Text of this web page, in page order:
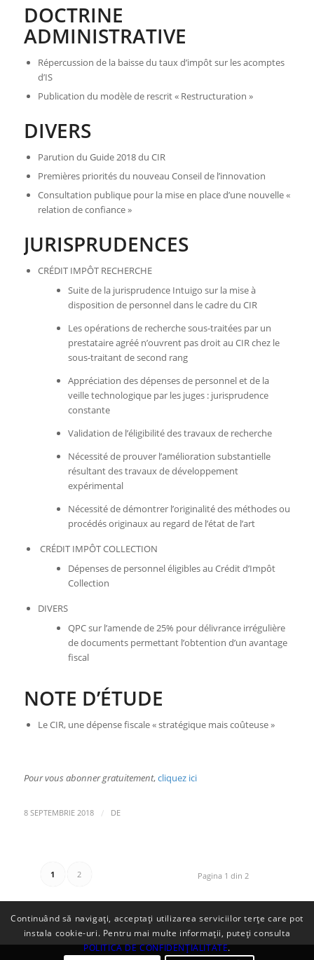
DOCTRINE
ADMINISTRATIVE
Répercussion de la baisse du taux d’impôt sur les acomptes
d’IS
Publication du modèle de rescrit « Restructuration »
DIVERS
Parution du Guide 2018 du CIR
Premières priorités du nouveau Conseil de l’innovation
Consultation publique pour la mise en place d’une nouvelle «
relation de confiance »
JURISPRUDENCES
CRÉDIT IMPÔT RECHERCHE
Suite de la jurisprudence Intuigo sur la mise à
disposition de personnel dans le cadre du CIR
Les opérations de recherche sous-traitées par un
prestataire agréé n’ouvrent pas droit au CIR chez le
sous-traitant de second rang
Appréciation des dépenses de personnel et de la
veille technologique par les juges : jurisprudence
constante
Validation de l’éligibilité des travaux de recherche
Nécessité de prouver l’amélioration substantielle
résultant des travaux de développement
expérimental
Nécessité de démontrer l’originalité des méthodes ou
procédés originaux au regard de l’état de l’art
CRÉDIT IMPÔT COLLECTION
Dépenses de personnel éligibles au Crédit d’Impôt
Collection
DIVERS
QPC sur l’amende de 25% pour délivrance irrégulière
de documents permettant l’obtention d’un avantage
fiscal
NOTE D’ÉTUDE
Le CIR, une dépense fiscale « stratégique mais coûteuse »
Pour vous abonner gratuitement,cliquez ici
8 SEPTEMBRIE 2018 / DE
Pagina 1 din 2
1 2
Continuând să navigați, acceptați utilizarea serviciilor terțe care pot
instala cookie-uri. Pentru mai multe informații, puteți consulta
POLITICA DE CONFIDENȚIALITATE.